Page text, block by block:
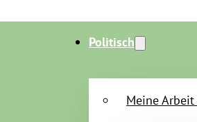
Politisch
Meine